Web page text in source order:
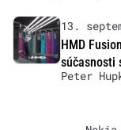
13.
HMD
súčasnosti
Peter